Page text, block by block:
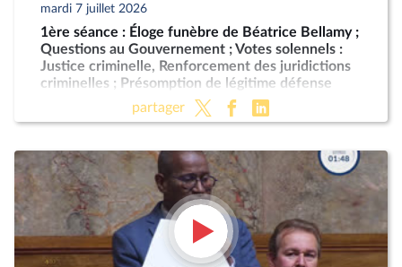
mardi 7 juillet 2026
1ère séance : Éloge funèbre de Béatrice Bellamy ;
Questions au Gouvernement ; Votes solennels :
Justice criminelle, Renforcement des juridictions
criminelles ; Présomption de légitime défense
pour les forces de l'ordre
partager